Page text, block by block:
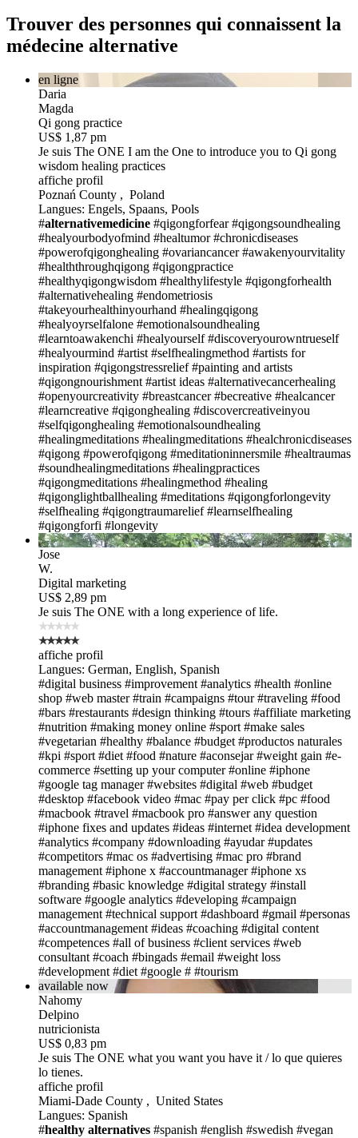
Trouver des personnes qui connaissent la
médecine alternative
en ligne
Daria
Magda
Qi gong practice
US$ 1,87 pm
Je suis The ONE I am the One to introduce you to Qi gong
wisdom healing practices
affiche profil
Poznań County , Poland
Langues: Engels, Spaans, Pools
#alternativemedicine #qigongforfear #qigongsoundhealing
#healyourbodyofmind #healtumor #chronicdiseases
#powerofqigonghealing #ovariancancer #awakenyourvitality
#healththroughqigong #qigongpractice
#healthyqigongwisdom #healthylifestyle #qigongforhealth
#alternativehealing #endometriosis
#takeyourhealthinyourhand #healingqigong
#healyoyrselfalone #emotionalsoundhealing
#learntoawakenchi #healyourself #discoveryourowntrueself
#healyourmind #artist #selfhealingmethod #artists for
inspiration #qigongstressrelief #painting and artists
#qigongnourishment #artist ideas #alternativecancerhealing
#openyourcreativity #breastcancer #becreative #healcancer
#learncreative #qigonghealing #discovercreativeinyou
#selfqigonghealing #emotionalsoundhealing
#healingmeditations #healingmeditations #healchronicdiseases
#qigong #powerofqigong #meditationinnersmile #healtraumas
#soundhealingmeditations #healingpractices
#qigongmeditations #healingmethod #healing
#qigonglightballhealing #meditations #qigongforlongevity
#selfhealing #qigongtraumarelief #learnselfhealing
#qigongforfi #longevity
Jose
W.
Digital marketing
US$ 2,89 pm
Je suis The ONE with a long experience of life.
affiche profil
Langues: German, English, Spanish
#digital business #improvement #analytics #health #online
shop #web master #train #campaigns #tour #traveling #food
#bars #restaurants #design thinking #tours #affiliate marketing
#nutrition #making money online #sport #make sales
#vegetarian #healthy #balance #budget #productos naturales
#kpi #sport #diet #food #nature #aconsejar #weight gain #e-
commerce #setting up your computer #online #iphone
#google tag manager #websites #digital #web #budget
#desktop #facebook video #mac #pay per click #pc #food
#macbook #travel #macbook pro #answer any question
#iphone fixes and updates #ideas #internet #idea development
#analytics #company #downloading #ayudar #updates
#competitors #mac os #advertising #mac pro #brand
management #iphone x #accountmanager #iphone xs
#branding #basic knowledge #digital strategy #install
software #google analytics #developing #campaign
management #technical support #dashboard #gmail #personas
#accountmanagement #ideas #coaching #digital content
#competences #all of business #client services #web
consultant #coach #bingads #email #weight loss
#development #diet #google # #tourism
available now
Nahomy
Delpino
nutricionista
US$ 0,83 pm
Je suis The ONE what you want you have it / lo que quieres
lo tienes.
affiche profil
Miami-Dade County , United States
Langues: Spanish
#healthy alternatives #spanish #english #swedish #vegan